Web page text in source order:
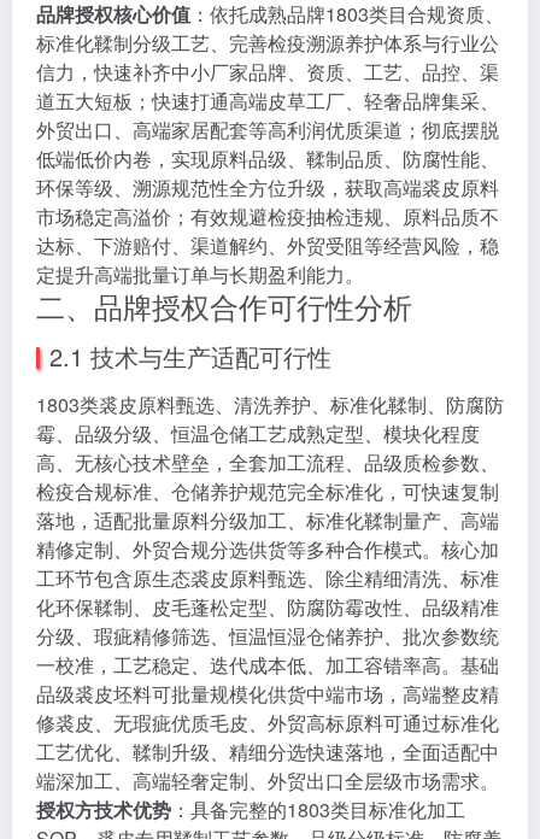
品牌授权核心价值 ：依托成熟品牌1803类目合规资质、
标准化鞣制分级工艺、完善检疫溯源养护体系与行业公
信力，快速补齐中小厂家品牌、资质、工艺、品控、渠
道五大短板；快速打通高端皮草工厂、轻奢品牌集采、
外贸出口、高端家居配套等高利润优质渠道；彻底摆脱
低端低价内卷，实现原料品级、鞣制品质、防腐性能、
环保等级、溯源规范性全方位升级，获取高端裘皮原料
市场稳定高溢价；有效规避检疫抽检违规、原料品质不
达标、下游赔付、渠道解约、外贸受阻等经营风险，稳
定提升高端批量订单与长期盈利能力。
二、品牌授权合作可行性分析
2.1 技术与生产适配可行性
1803类裘皮原料甄选、清洗养护、标准化鞣制、防腐防
霉、品级分级、恒温仓储工艺成熟定型、模块化程度
高、无核心技术壁垒，全套加工流程、品级质检参数、
检疫合规标准、仓储养护规范完全标准化，可快速复制
落地，适配批量原料分级加工、标准化鞣制量产、高端
精修定制、外贸合规分选供货等多种合作模式。核心加
工环节包含原生态裘皮原料甄选、除尘精细清洗、标准
化环保鞣制、皮毛蓬松定型、防腐防霉改性、品级精准
分级、瑕疵精修筛选、恒温恒湿仓储养护、批次参数统
一校准，工艺稳定、迭代成本低、加工容错率高。基础
品级裘皮坯料可批量规模化供货中端市场，高端整皮精
修裘皮、无瑕疵优质毛皮、外贸高标原料可通过标准化
工艺优化、鞣制升级、精细分选快速落地，全面适配中
端深加工、高端轻奢定制、外贸出口全层级市场需求。
授权方技术优势 ：具备完整的1803类目标准化加工